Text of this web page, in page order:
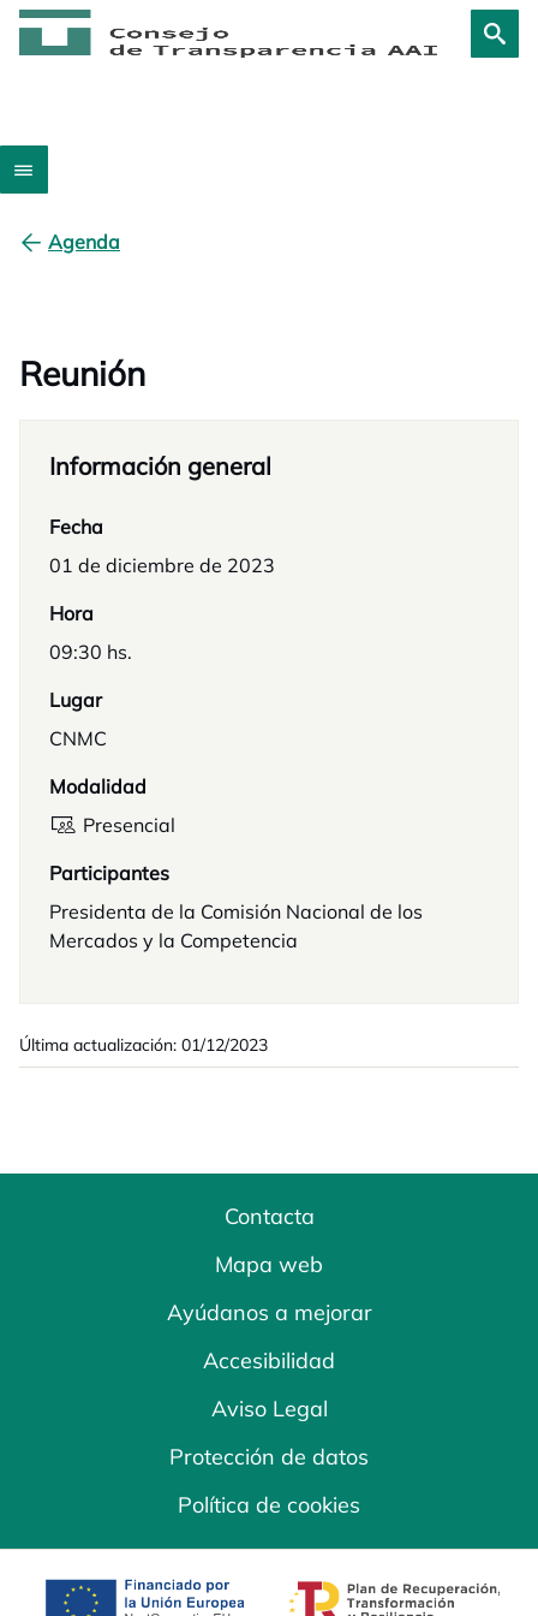
Agenda
Reunión
Información general
Fecha
01 de diciembre de 2023
Hora
09:30 hs.
Lugar
CNMC
Modalidad
Presencial
Participantes
Presidenta de la Comisión Nacional de los
Mercados y la Competencia
Última actualización: 01/12/2023
Contacta
Mapa web
Ayúdanos a mejorar
Accesibilidad
Aviso Legal
Protección de datos
Política de cookies
se abre en una pestaña nuevase abre en una